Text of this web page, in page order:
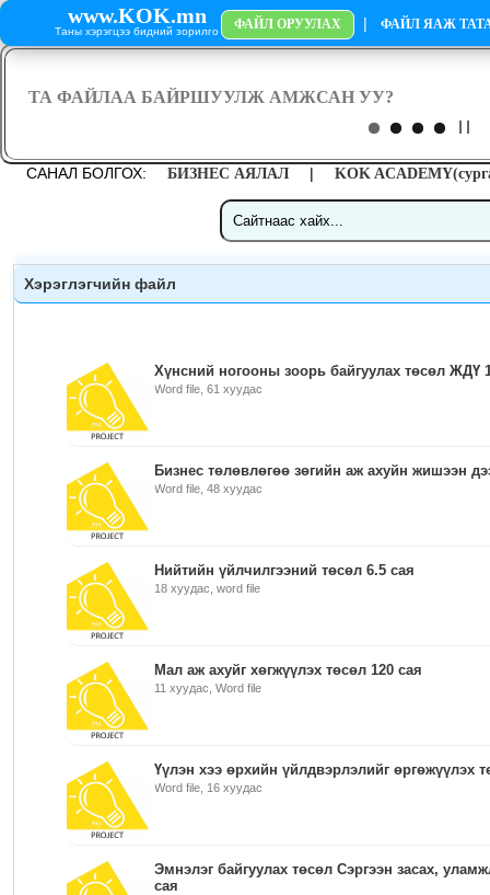
www.KOK.mn
Таны хэрэгцээ бидний зорилго ФАЙЛ ОРУУЛАХ | ФАЙЛ ЯАЖ
САНАЛ БОЛГОХ: БИЗНЕС АЯЛАЛ | KOK
Хэрэглэгчийн файл
Хүнсний ногооны зоорь байгуулах төсөл ЖДҮ
Word file, 61 хуудас
Бизнес төлөвлөгөө зөгийн аж ахуйн жишээн
Word file, 48 хуудас
Нийтийн үйлчилгээний төсөл 6.5 сая
18 хуудас, word file
Мал аж ахуйг хөгжүүлэх төсөл 120 сая
11 хуудас, Word file
Үүлэн хээ өрхийн үйлдвэрлэлийг өргөжүүлэх
Word file, 16 хуудас
Эмнэлэг байгуулах төсөл Сэргээн засах,
сая